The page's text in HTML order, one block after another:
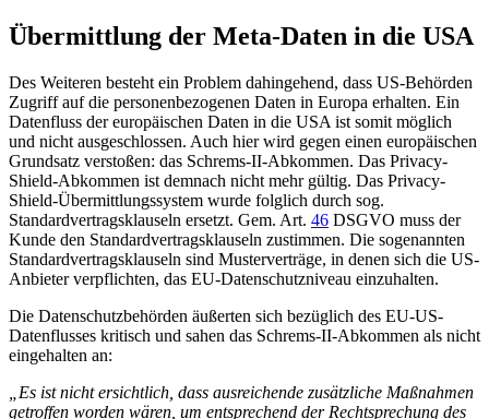
Übermittlung der Meta-Daten in die USA
Des Weiteren besteht ein Problem dahingehend, dass US-Behörden
Zugriff auf die personenbezogenen Daten in Europa erhalten. Ein
Datenfluss der europäischen Daten in die USA ist somit möglich
und nicht ausgeschlossen. Auch hier wird gegen einen europäischen
Grundsatz verstoßen: das Schrems-II-Abkommen. Das Privacy-
Shield-Abkommen ist demnach nicht mehr gültig. Das Privacy-
Shield-Übermittlungssystem wurde folglich durch sog.
Standardvertragsklauseln ersetzt. Gem. Art. 46 DSGVO muss der
Kunde den Standardvertragsklauseln zustimmen. Die sogenannten
Standardvertragsklauseln sind Musterverträge, in denen sich die US-
Anbieter verpflichten, das EU-Datenschutzniveau einzuhalten.
Die Datenschutzbehörden äußerten sich bezüglich des EU-US-
Datenflusses kritisch und sahen das Schrems-II-Abkommen als nicht
eingehalten an:
„Es ist nicht ersichtlich, dass ausreichende zusätzliche Maßnahmen
getroffen worden wären, um entsprechend der Rechtsprechung des